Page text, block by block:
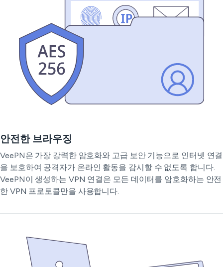
안전한 브라우징
VeePN은 가장 강력한 암호화와 고급 보안 기능으로 인터넷 연결
을 보호하여 공격자가 온라인 활동을 감시할 수 없도록 합니다.
VeePN이 생성하는 VPN 연결은 모든 데이터를 암호화하는 안전
한 VPN 프로토콜만을 사용합니다.